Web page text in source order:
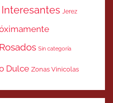
Interesantes Jerez
Rosados Sin categoría
Dulce Zonas Vinicolas